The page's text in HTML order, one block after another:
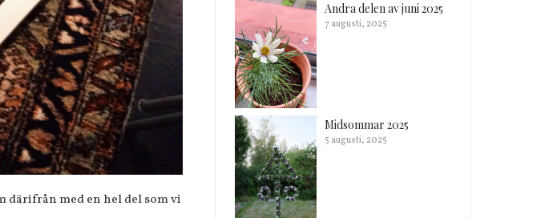
därifrån med en hel del som vi
Andra delen av juni 2025
7 augusti, 2025
Midsommar 2025
5 augusti, 2025